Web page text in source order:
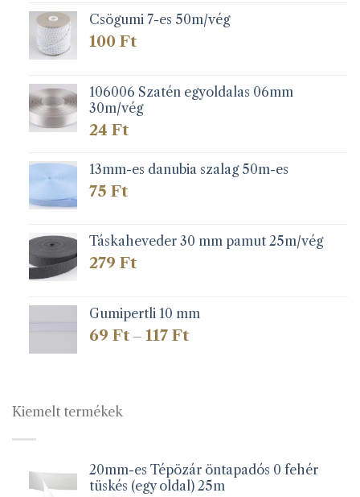
279 Ft
Csögumi 7-es 50m/vég
100 Ft
106006 Szatén egyoldalas 06mm
30m/vég
24 Ft
13mm-es danubia szalag 50m-es
75 Ft
Táskaheveder 30 mm pamut 25m/vég
279 Ft
Gumipertli 10 mm
69 Ft – 117 FtÁrtartomány:
Kiemelt termékek
20mm-es Tépözár öntapadós 0 fehér
tüskés (egy oldal) 25m